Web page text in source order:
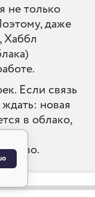
не только
даже
Хаббл
Если связь
новая
в облако,
эта